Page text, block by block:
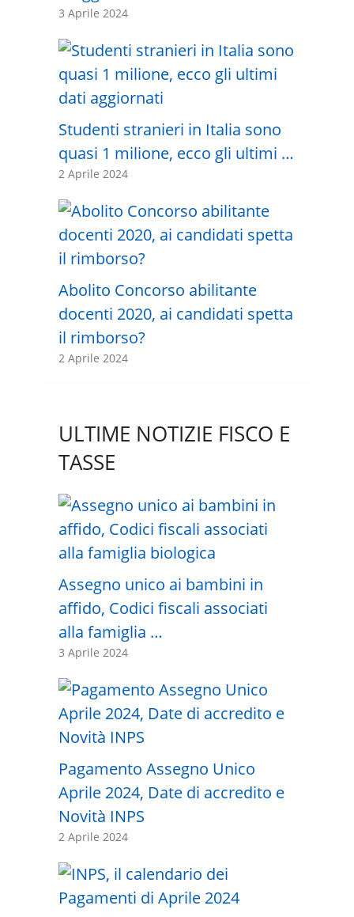
3 Aprile 2024
Studenti stranieri in Italia sono
quasi 1 milione, ecco gli ultimi …
2 Aprile 2024
Abolito Concorso abilitante
docenti 2020, ai candidati spetta
il rimborso?
2 Aprile 2024
ULTIME NOTIZIE FISCO E
TASSE
Assegno unico ai bambini in
affido, Codici fiscali associati
alla famiglia …
3 Aprile 2024
Pagamento Assegno Unico
Aprile 2024, Date di accredito e
Novità INPS
2 Aprile 2024